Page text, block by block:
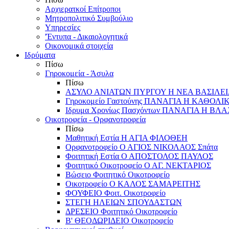
Αρχιερατκοί Επίτροποι
Μητροπολιτικό Συμβούλιο
Υπηρεσίες
'Έντυπα - Δικαιολογητικά
Οικονομικά στοιχεία
Ιδρύματα
Πίσω
Γηροκομεία - Άσυλα
Πίσω
ΑΣΥΛΟ ΑΝΙΑΤΩΝ ΠΥΡΓΟΥ Η ΝΕΑ
Γηροκομείο Γαστούνης ΠΑΝΑΓΙΑ Η
Ιδρυμα Χρονίως Πασχόντων ΠΑΝΑΓΙΑ Η
Οικοτροφεία - Ορφανοτροφεία
Πίσω
Μαθητική Εστία Η ΑΓΙΑ ΦΙΛΟΘΕΗ
Ορφανοτροφείο Ο ΑΓΙΟΣ ΝΙΚΟΛΑΟΣ Σπάτα
Φοιτητική Εστία Ο ΑΠΟΣΤΟΛΟΣ ΠΑΥΛΟΣ
Φοιτητικό Οικοτροφείο Ο ΑΓ. ΝΕΚΤΑΡΙΟΣ
Βώσειο Φοιτητικό Οικοτροφείο
Οικοτροφείο Ο ΚΑΛΟΣ ΣΑΜΑΡΕΙΤΗΣ
ΦΟΥΦΕΙΟ Φοιτ. Οικοτροφείο
ΣΤΕΓΗ ΗΛΕΙΩΝ ΣΠΟΥΔΑΣΤΩΝ
ΔΡΕΣΕΙΟ Φοιτητικό Οικοτροφείο
Β' ΘΕΟΔΩΡΙΔΕΙΟ Οικοτροφείο